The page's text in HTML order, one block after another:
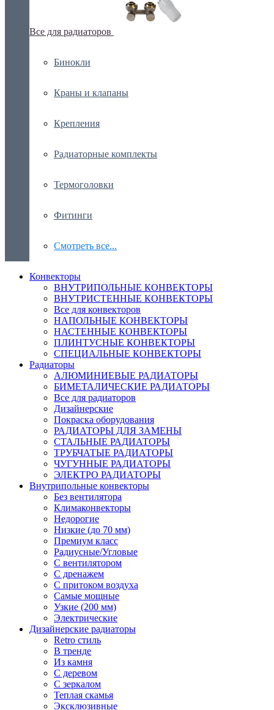
Все для радиаторов
Бинокли
Краны и клапаны
Крепления
Радиаторные комплекты
Термоголовки
Фитинги
Смотреть все...
Конвекторы
ВНУТРИПОЛЬНЫЕ КОНВЕКТОРЫ
ВНУТРИСТЕННЫЕ КОНВЕКТОРЫ
Все для конвекторов
НАПОЛЬНЫЕ КОНВЕКТОРЫ
НАСТЕННЫЕ КОНВЕКТОРЫ
ПЛИНТУСНЫЕ КОНВЕКТОРЫ
СПЕЦИАЛЬНЫЕ КОНВЕКТОРЫ
Радиаторы
АЛЮМИНИЕВЫЕ РАДИАТОРЫ
БИМЕТАЛИЧЕСКИЕ РАДИАТОРЫ
Все для радиаторов
Дизайнерские
Покраска оборудования
РАДИАТОРЫ ДЛЯ ЗАМЕНЫ
СТАЛЬНЫЕ РАДИАТОРЫ
ТРУБЧАТЫЕ РАДИАТОРЫ
ЧУГУННЫЕ РАДИАТОРЫ
ЭЛЕКТРО РАДИАТОРЫ
Внутрипольные конвекторы
Без вентилятора
Климаконвекторы
Недорогие
Низкие (до 70 мм)
Премиум класс
Радиусные/Угловые
С вентилятором
С дренажем
С притоком воздуха
Самые мощные
Узкие (200 мм)
Электрические
Дизайнерские радиаторы
Retro стиль
В тренде
Из камня
С деревом
С зеркалом
Теплая скамья
Эксклюзивные